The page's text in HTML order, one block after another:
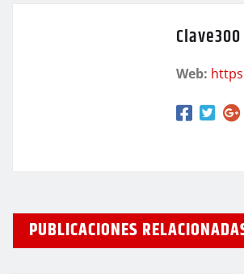
Clave300
Web:
PUBLICACIONES